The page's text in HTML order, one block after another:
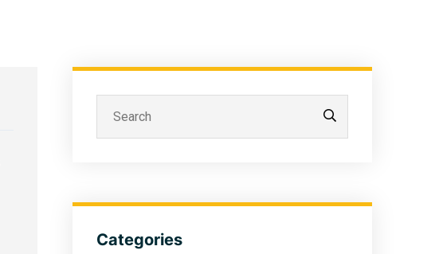
Categories